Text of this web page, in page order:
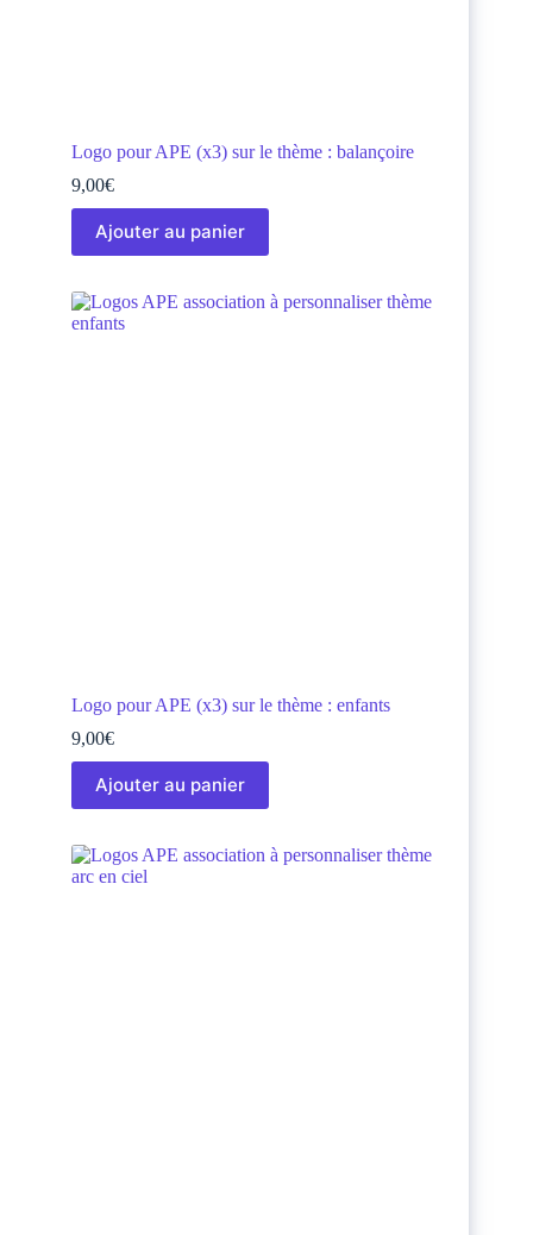
Logo pour APE (x3) sur le thème : balançoire
9,00€
Ajouter au panier
Logo pour APE (x3) sur le thème : enfants
9,00€
Ajouter au panier